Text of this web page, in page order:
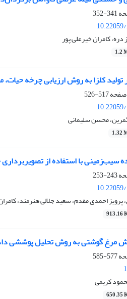
341-352
کامران خیرعلی پور
1.2
کلزا به روش ارزیابی چرخه حیات،
517-526
محسن سلیمانی
1.32
با استفاده از
243-253
احمدی مقدم، سعید جلالی هنرمند،
913.16
مرغ گوشتی به روش تحلیل پوششی
577-585
کریمی
650.35